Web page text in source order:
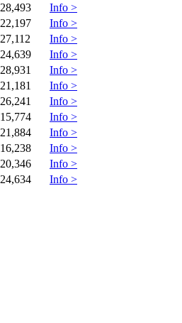
28,493
Info >
22,197
Info >
27,112
Info >
24,639
Info >
28,931
Info >
21,181
Info >
26,241
Info >
15,774
Info >
21,884
Info >
16,238
Info >
20,346
Info >
24,634
Info >